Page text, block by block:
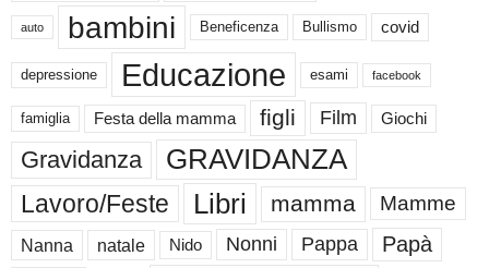
auto bambini Beneficenza Bullismo covid
depressione Educazione esami facebook
famiglia Festa della mamma figli Film Giochi
Gravidanza GRAVIDANZA
Lavoro/Feste Libri mamma Mamme
Nanna natale Nido Nonni Pappa Papà